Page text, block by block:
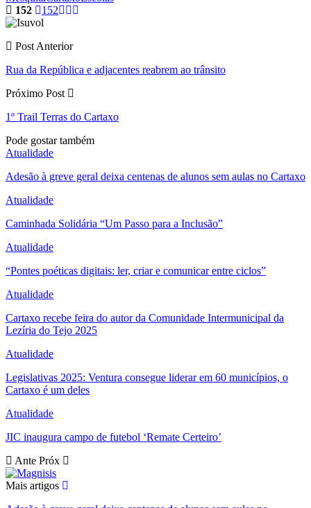
152
152
Post Anterior
Rua da República e adjacentes reabrem ao trânsito
Próximo Post
1º Trail Terras do Cartaxo
Pode gostar também
Atualidade
Adesão à greve geral deixa centenas de alunos sem aulas no Cartaxo
Atualidade
Caminhada Solidária “Um Passo para a Inclusão”
Atualidade
“Pontes poéticas digitais: ler, criar e comunicar entre ciclos”
Atualidade
Cartaxo recebe feira do autor da Comunidade Intermunicipal da
Lezíria do Tejo 2025
Atualidade
Legislativas 2025: Ventura consegue liderar em 60 municípios, o
Cartaxo é um deles
Atualidade
JIC inaugura campo de futebol ‘Remate Certeiro’
Ante Próx
Mais artigos